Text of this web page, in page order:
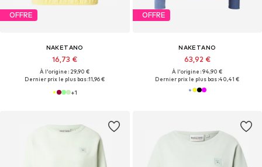
OFFRE
NAKETANO
16,73 €
À l'origine : 29,90 €
Dernier prix le plus bas :11,96 €
+1
OFFRE
NAKETANO
63,92 €
À l'origine : 94,90 €
Dernier prix le plus bas :40,41 €